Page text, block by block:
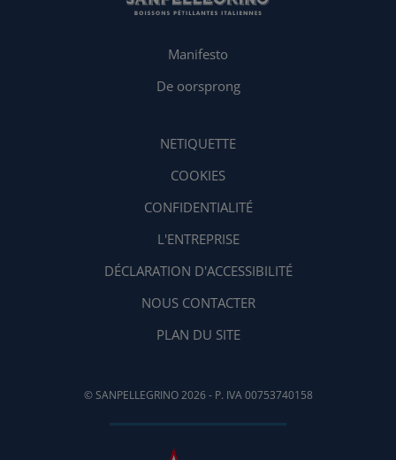
Manifesto
De oorsprong
NETIQUETTE
COOKIES
CONFIDENTIALITÉ
L'ENTREPRISE
DÉCLARATION D'ACCESSIBILITÉ
NOUS CONTACTER
PLAN DU SITE
© SANPELLEGRINO 2026 - P. IVA 00753740158